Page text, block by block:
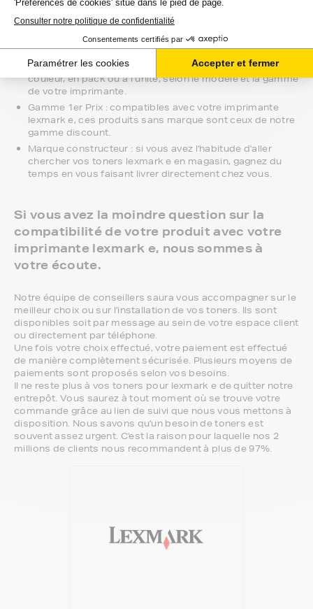
Marque FranceToner : on vous offre la livraison en point
de retrait et tous les produits sont garantis 2 ans. 100%
compatible avec votre imprimante lexmark e, c'est le
proposons toutes les références compatibles, noir et
couleur, en pack ou à l’unité, selon le modèle et la gamme
de votre imprimante.
Gamme 1er Prix : compatibles avec votre imprimante
lexmark e, ces produits sans marque sont ceux de notre
gamme discount.
Marque constructeur : si vous avez l'habitude d'aller
chercher vos toners lexmark e en magasin, gagnez du
temps en vous faisant livrer directement chez vous.
Si vous avez la moindre question sur la
compatibilité de votre produit avec votre
imprimante lexmark e, nous sommes à
votre écoute.
Notre équipe de conseillers saura vous accompagner sur le
meilleur choix ou sur l'installation de vos toners. Ils sont
disponibles soit par message au sein de votre espace client
ou directement par téléphone.
Une fois votre choix effectué, votre paiement est effectué
de manière complètement sécurisée. Plusieurs moyens de
paiements sont proposés selon vos besoins.
Il ne reste plus à vos toners pour lexmark e de quitter notre
entrepôt. Vous saurez à tout moment où se trouve votre
commande grâce au lien de suivi que nous vous mettons à
disposition. Nous savons qu'un besoin de toners est
souvent assez urgent. C'est la raison pour laquelle nos 2
millions de clients nous recommandent à plus de 97%.